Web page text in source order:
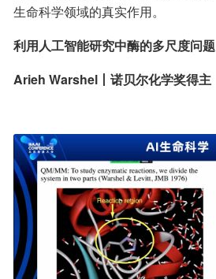
生命科学领域的真实作用。
利用人工智能研究中酶的多尺度问题
Arieh Warshel丨诺贝尔化学奖得主